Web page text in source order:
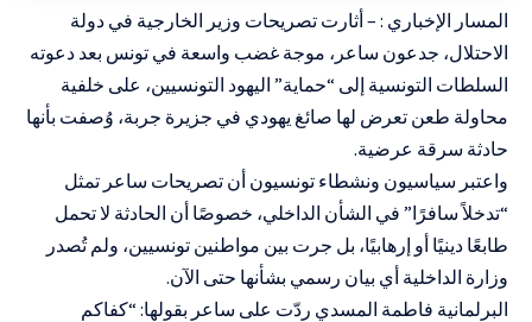
المسار الإخباري : – أثارت تصريحات وزير الخارجية في دولة
الاحتلال، جدعون ساعر، موجة غضب واسعة في تونس بعد دعوته
السلطات التونسية إلى “حماية” اليهود التونسيين، على خلفية
محاولة طعن تعرض لها صائغ يهودي في جزيرة جربة، وُصفت بأنها
حادثة سرقة عرضية.
واعتبر سياسيون ونشطاء تونسيون أن تصريحات ساعر تمثل
“تدخلاً سافرًا” في الشأن الداخلي، خصوصًا أن الحادثة لا تحمل
طابعًا دينيًا أو إرهابيًا، بل جرت بين مواطنين تونسيين، ولم تُصدر
وزارة الداخلية أي بيان رسمي بشأنها حتى الآن.
البرلمانية فاطمة المسدي ردّت على ساعر بقولها: “كفاكم